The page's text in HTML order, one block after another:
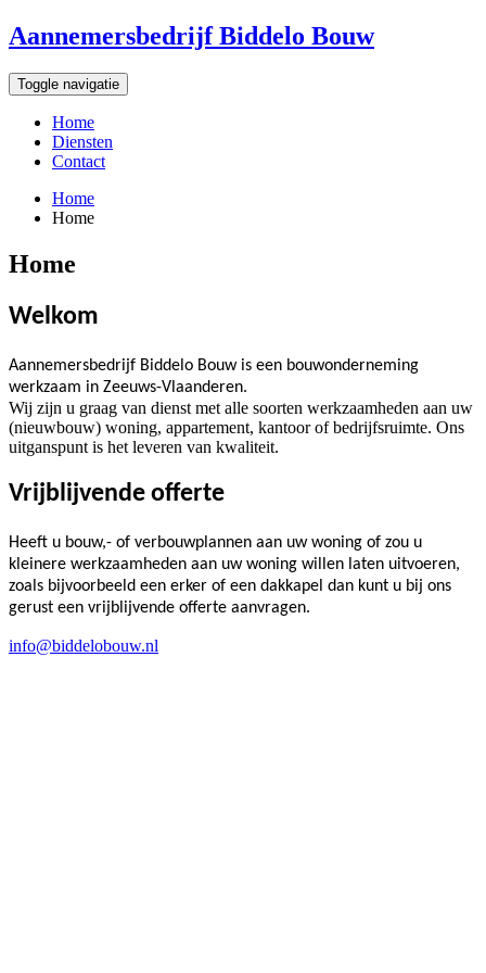
Ga
naar
inhoud
Aannemersbedrijf Biddelo Bouw
Toggle navigatie
Home
Diensten
Contact
Home
Home
Home
Welkom
Aannemersbedrijf Biddelo Bouw is een bouwonderneming
werkzaam in Zeeuws-Vlaanderen.
Wij zijn u graag van dienst met alle soorten werkzaamheden aan uw
(nieuwbouw) woning, appartement, kantoor of bedrijfsruimte. Ons
uitganspunt is het leveren van kwaliteit.
Vrijblijvende offerte
Heeft u bouw,- of verbouwplannen aan uw woning of zou u
kleinere werkzaamheden aan uw woning willen laten uitvoeren,
zoals bijvoorbeeld een erker of een dakkapel dan kunt u bij ons
gerust een vrijblijvende offerte aanvragen.
info@biddelobouw.nl